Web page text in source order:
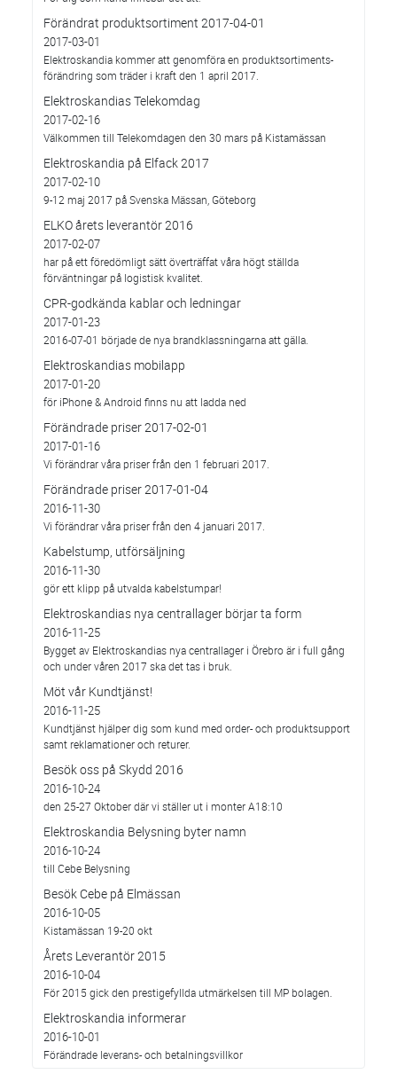
Förändrat produktsortiment 2017-04-01
2017-03-01
Elektroskandia kommer att genomföra en produktsortiments-
förändring som träder i kraft den 1 april 2017.
Elektroskandias Telekomdag
2017-02-16
Välkommen till Telekomdagen den 30 mars på Kistamässan
Elektroskandia på Elfack 2017
2017-02-10
9-12 maj 2017 på Svenska Mässan, Göteborg
ELKO årets leverantör 2016
2017-02-07
har på ett föredömligt sätt överträffat våra högt ställda
förväntningar på logistisk kvalitet.
CPR-godkända kablar och ledningar
2017-01-23
2016-07-01 började de nya brandklassningarna att gälla.
Elektroskandias mobilapp
2017-01-20
för iPhone & Android finns nu att ladda ned
Förändrade priser 2017-02-01
2017-01-16
Vi förändrar våra priser från den 1 februari 2017.
Förändrade priser 2017-01-04
2016-11-30
Vi förändrar våra priser från den 4 januari 2017.
Kabelstump, utförsäljning
2016-11-30
gör ett klipp på utvalda kabelstumpar!
Elektroskandias nya centrallager börjar ta form
2016-11-25
Bygget av Elektroskandias nya centrallager i Örebro är i full gång
och under våren 2017 ska det tas i bruk.
Möt vår Kundtjänst!
2016-11-25
Kundtjänst hjälper dig som kund med order- och produktsupport
samt reklamationer och returer.
Besök oss på Skydd 2016
2016-10-24
den 25-27 Oktober där vi ställer ut i monter A18:10
Elektroskandia Belysning byter namn
2016-10-24
till Cebe Belysning
Besök Cebe på Elmässan
2016-10-05
Kistamässan 19-20 okt
Årets Leverantör 2015
2016-10-04
För 2015 gick den prestigefyllda utmärkelsen till MP bolagen.
Elektroskandia informerar
2016-10-01
Förändrade leverans- och betalningsvillkor